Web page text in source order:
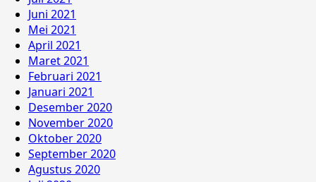
Juni 2021
Mei 2021
April 2021
Maret 2021
Februari 2021
Januari 2021
Desember 2020
November 2020
Oktober 2020
September 2020
Agustus 2020